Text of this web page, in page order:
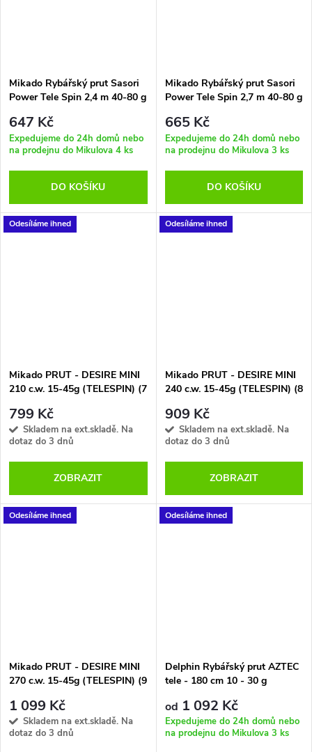
Mikado Rybářský prut Sasori
Power Tele Spin 2,4 m 40-80 g
647 Kč
Expedujeme do 24h domů nebo
na prodejnu do Mikulova 4 ks
DO KOŠÍKU
Mikado Rybářský prut Sasori
Power Tele Spin 2,7 m 40-80 g
665 Kč
Expedujeme do 24h domů nebo
na prodejnu do Mikulova 3 ks
DO KOŠÍKU
Odesíláme ihned
Mikado PRUT - DESIRE MINI
210 c.w. 15-45g (TELESPIN) (7
799 Kč
Skladem na ext.skladě. Na
dotaz do 3 dnů
ZOBRAZIT
Odesíláme ihned
Mikado PRUT - DESIRE MINI
240 c.w. 15-45g (TELESPIN) (8
909 Kč
Skladem na ext.skladě. Na
dotaz do 3 dnů
ZOBRAZIT
Odesíláme ihned
Mikado PRUT - DESIRE MINI
270 c.w. 15-45g (TELESPIN) (9
1 099 Kč
Skladem na ext.skladě. Na
dotaz do 3 dnů
Odesíláme ihned
Delphin Rybářský prut AZTEC
tele - 180 cm 10 - 30 g
od 1 092 Kč
Expedujeme do 24h domů nebo
na prodejnu do Mikulova 3 ks